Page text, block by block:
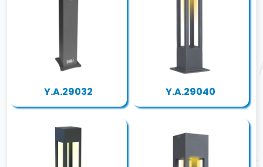
Y.A.29032 Y.A.29040